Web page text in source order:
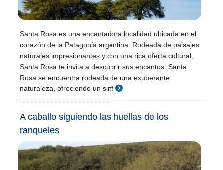
Santa Rosa es una encantadora localidad ubicada en el
corazón de la Patagonia argentina. Rodeada de paisajes
naturales impresionantes y con una rica oferta cultural,
Santa Rosa te invita a descubrir sus encantos. Santa
Rosa se encuentra rodeada de una exuberante
naturaleza, ofreciendo un sinf
A caballo siguiendo las huellas de los
ranqueles